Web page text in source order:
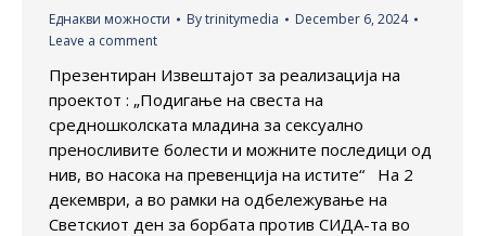
Еднакви можности Bytrinitymedia
December 6, 2024
Leave a comment
Презентиран Извештајот за реализација на
проектот : „Подигање на свеста на
средношколската младина за сексуално
преносливите болести и можните последици од
нив, во насока на превенција на истите“ На 2
декември, а во рамки на одбележување на
Светскиот ден за борбата против СИДА-та во